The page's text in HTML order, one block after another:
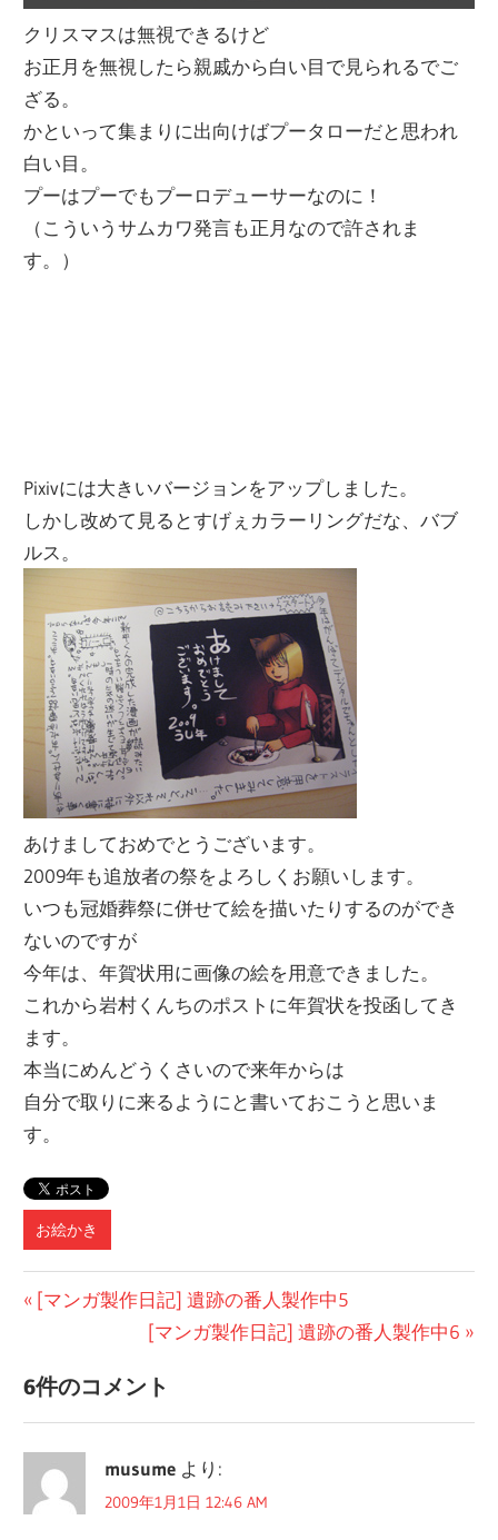
クリスマスは無視できるけど
お正月を無視したら親戚から白い目で見られるでご
ざる。
かといって集まりに出向けばプータローだと思われ
白い目。
プーはプーでもプーロデューサーなのに！
（こういうサムカワ発言も正月なので許されま
す。）
Pixivには大きいバージョンをアップしました。
しかし改めて見るとすげぇカラーリングだな、バブ
ルス。
あけましておめでとうございます。
2009年も追放者の祭をよろしくお願いします。
いつも冠婚葬祭に併せて絵を描いたりするのができ
ないのですが
今年は、年賀状用に画像の絵を用意できました。
これから岩村くんちのポストに年賀状を投函してき
ます。
本当にめんどうくさいので来年からは
自分で取りに来るようにと書いておこうと思いま
す。
お絵かき
投
ナ
ビ
ゲ
ー
前
事:
[マンガ製作日記] 遺跡の番人製作中5
次
記
事:
[マンガ製作日記] 遺跡の番人製作中6
6件のコメント
musume より:
2009年1月1日 12:46 AM